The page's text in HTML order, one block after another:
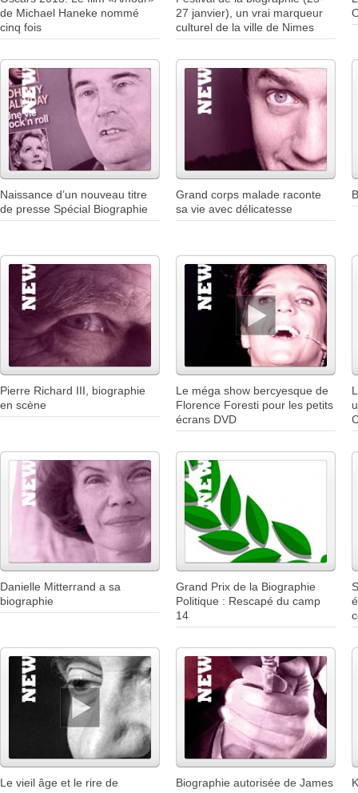
de Michael Haneke nommé
cinq fois
27 janvier), un vrai marqueur
culturel de la ville de Nimes
Naissance d’un nouveau titre
de presse Spécial Biographie
Grand corps malade raconte
sa vie avec délicatesse
Pierre Richard III, biographie
en scène
Le méga show bercyesque de
Florence Foresti pour les petits
écrans DVD
Danielle Mitterrand a sa
biographie
Grand Prix de la Biographie
Politique : Rescapé du camp
14
Le vieil âge et le rire de
Biographie autorisée de James